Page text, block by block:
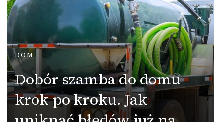
DOM
Dobór szamba do domu
krok po kroku. Jak